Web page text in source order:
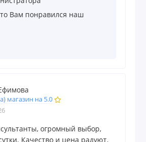
Вам понравился наш
магазин на 5.0
огромный выбор,
Качество и цена радуют.